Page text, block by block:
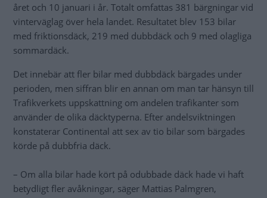
året och 10 januari i år. Totalt omfattas 381 bärgningar vid
vinterväglag över hela landet. Resultatet blev 153 bilar
med friktionsdäck, 219 med dubbdäck och 9 med olagliga
sommardäck.
Det innebär att fler bilar med dubbdäck bärgades under
perioden, men siffran blir en annan om man tar hänsyn till
Trafikverkets uppskattning om andelen trafikanter som
använder de olika däcktyperna. Efter andelsviktningen
konstaterar Continental att sex av tio bilar som bärgades
körde på dubbfria däck.
– Om alla bilar hade kört på odubbade däck hade vi haft
betydligt fler avåkningar, säger Mattias Palmgren,